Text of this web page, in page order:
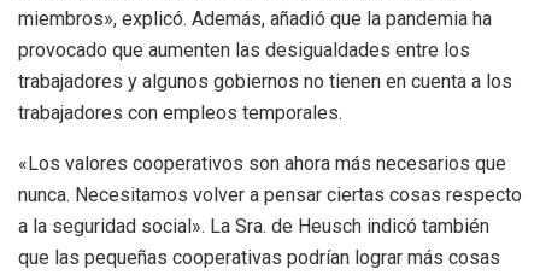
miembros», explicó. Además, añadió que la pandemia ha
provocado que aumenten las desigualdades entre los
trabajadores y algunos gobiernos no tienen en cuenta a los
trabajadores con empleos temporales.
«Los valores cooperativos son ahora más necesarios que
nunca. Necesitamos volver a pensar ciertas cosas respecto
a la seguridad social». La Sra. de Heusch indicó también
que las pequeñas cooperativas podrían lograr más cosas